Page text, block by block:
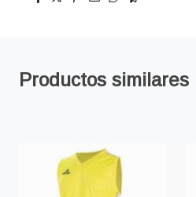
Productos similares